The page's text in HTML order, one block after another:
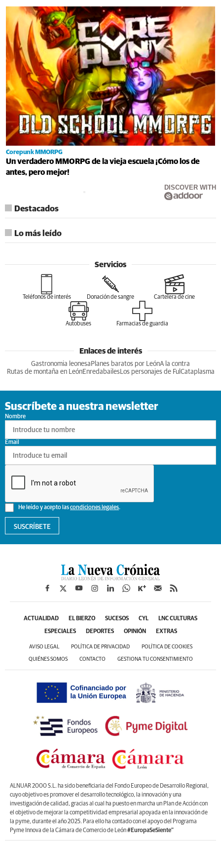
Corepunk MMORPG
Un verdadero MMORPG de la vieja escuela ¡Cómo los de
antes, pero mejor!
DISCOVER WITH
Destacados
Lo más leído
Servicios
Teléfonos de interés Donación de sangre Cartelera de cine
Autobuses Farmacias de guardia
Enlaces de interés
Gastronomia leonesa Planes baratos por LeónA la contra
Rutas de montaña en LeónEnredabailesLos personajes de Ful Cataplasma
Suscríbete a nuestra newsletter
Nombre
He leído y acepto lascondiciones legales.
Email
SUSCRÍBETE
ACTUALIDAD EL BIERZO SUCESOS CYL LNC CULTURAS
ESPECIALES DEPORTES OPINIÓN EXTRAS
AVISO LEGAL POLÍTICA DE PRIVACIDAD POLÍTICA DE COOKIES
QUIÉNES SOMOS CONTACTO GESTIONA TU CONSENTIMIENTO
ALNUAR 2000 S.L. ha sido beneficiaria del Fondo Europeo de Desarrollo Regional,
cuyo objetivo es promover el desarrollo tecnológico, la innovación y una
investigación de calidad, gracias al cual ha puesto en marcha un Plan de Acción con
el objetivo de mejorar la competitividad empresarial apoyada en la innovación de
la pyme, durante el año 2025. Para ello ha contado con el apoyo del Programa
Pyme Innova de la Cámara de Comercio de León#EuropaSeSiente”